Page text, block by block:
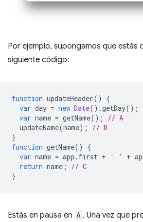
Por ejemplo, supongamos que estás
siguiente código:
function updateHeader()
{
var day = new Date().getDay();
var name = getName();
// A
updateName(name);
// D
}
function getName()
{
var name = app . first + ' ' +
return name ;
// C
}
Estás en pausa en A . Una vez que